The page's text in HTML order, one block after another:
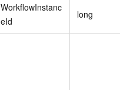
WorkflowInstanc
eId
long